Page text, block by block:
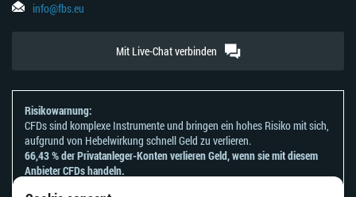
info@fbs.eu
Mit Live-Chat verbinden
Risikowarnung:
CFDs sind komplexe Instrumente und bringen ein hohes Risiko mit sich,
aufgrund von Hebelwirkung schnell Geld zu verlieren.
66,43 % der Privatanleger-Konten verlieren Geld, wenn sie mit diesem
Anbieter CFDs handeln.